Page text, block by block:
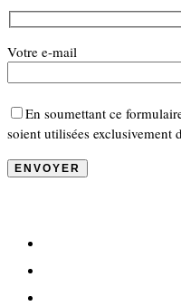
Votre e-mail
En soumettant ce
soient utilisées exclusivement